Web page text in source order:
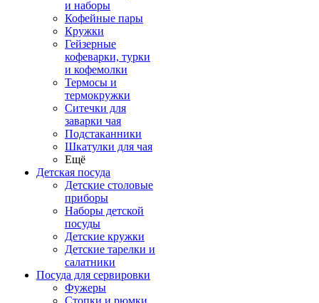
и наборы
Кофейные пары
Кружки
Гейзерные
кофеварки, турки
и кофемолки
Термосы и
термокружки
Ситечки для
заварки чая
Подстаканники
Шкатулки для чая
Ещё
Детская посуда
Детские столовые
приборы
Наборы детской
посуды
Детские кружки
Детские тарелки и
салатники
Посуда для сервировки
Фужеры
Стопки и рюмки